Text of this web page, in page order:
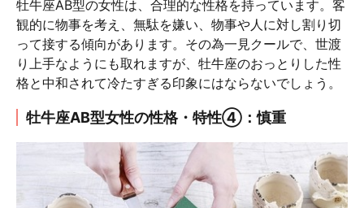
牡牛座AB型の女性は、合理的な性格を持っています。客
観的に物事を考え、無駄を嫌い、物事や人に対し割り切
って接する傾向があります。その為一見クールで、世渡
り上手なようにも取れますが、牡牛座のおっとりした性
格と中和されて冷たすぎる印象にはならないでしょう。
牡牛座AB型女性の性格・特性④：慎重